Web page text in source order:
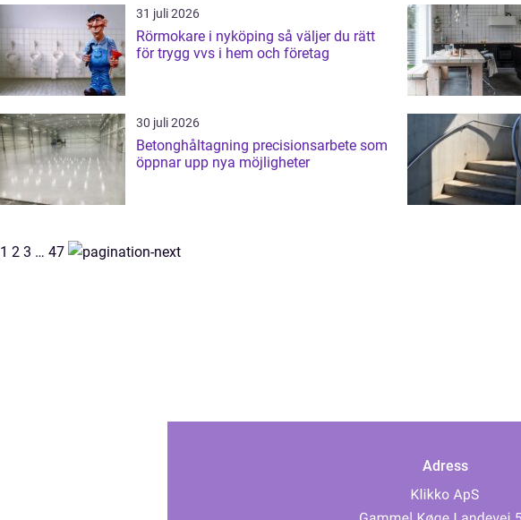
31 juli 2026
Rörmokare i nyköping så väljer du rätt
för trygg vvs i hem och företag
30 juli 2026
Betonghåltagning precisionsarbete som
öppnar upp nya möjligheter
1 2 3 … 47
Adress